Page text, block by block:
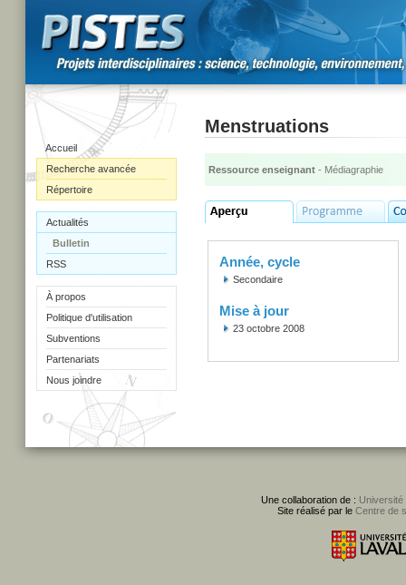
Accueil
Recherche avancée
Répertoire
Actualités
Bulletin
RSS
À propos
Politique d'utilisation
Subventions
Partenariats
Nous joindre
Menstruations
Ressource enseignant - Médiagraphie
Année, cycle
Secondaire
Mise à jour
23 octobre 2008
Une collaboration de : Université
Site réalisé par le Centre de